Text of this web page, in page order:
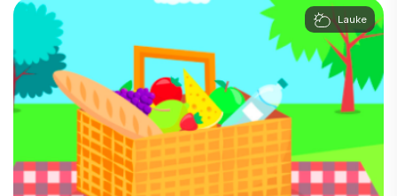
Lauke